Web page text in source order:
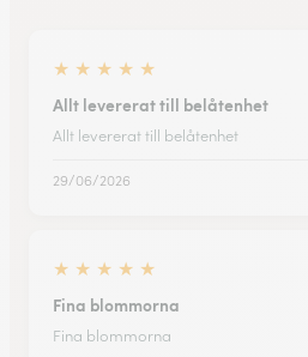
★ ★ ★ ★ ★
Allt levererat till belåtenhet
Allt levererat till belåtenhet
29/06/2026
★ ★ ★ ★ ★
Fina blommorna
Fina blommorna